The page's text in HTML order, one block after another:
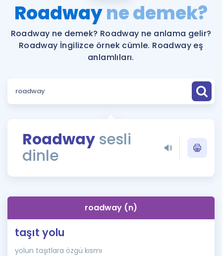
Şifremi Hatırlamıyorum
ÜYE DEĞİLİM
Katılımcı Görüşleri
Faydalı Araçlar
Sözlük
Rehberlik Aracı
ÖSYM Sınav Takvimi
İngilizce Gramer
Hakkımızda
Roadwayne demek?
Roadway ne demek? Roadway ne anlama gelir?
Roadway İngilizce örnek cümle. Roadway eş
anlamlıları.
Roadway sesli
dinle
roadway (n)
taşıt yolu
yolun taşıtlara özgü kısmı